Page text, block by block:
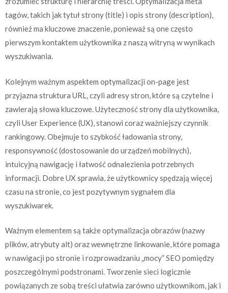
tagów, takich jak tytuł strony (title) i opis strony (description),
również ma kluczowe znaczenie, ponieważ są one często
pierwszym kontaktem użytkownika z naszą witryną w wynikach
wyszukiwania.
Kolejnym ważnym aspektem optymalizacji on-page jest
przyjazna struktura URL, czyli adresy stron, które są czytelne i
zawierają słowa kluczowe. Użyteczność strony dla użytkownika,
czyli User Experience (UX), stanowi coraz ważniejszy czynnik
rankingowy. Obejmuje to szybkość ładowania strony,
responsywność (dostosowanie do urządzeń mobilnych),
intuicyjną nawigację i łatwość odnalezienia potrzebnych
informacji. Dobre UX sprawia, że użytkownicy spędzają więcej
czasu na stronie, co jest pozytywnym sygnałem dla
wyszukiwarek.
Ważnym elementem są także optymalizacja obrazów (nazwy
plików, atrybuty alt) oraz wewnętrzne linkowanie, które pomaga
w nawigacji po stronie i rozprowadzaniu „mocy” SEO pomiędzy
poszczególnymi podstronami. Tworzenie sieci logicznie
powiązanych ze sobą treści ułatwia zarówno użytkownikom, jak i